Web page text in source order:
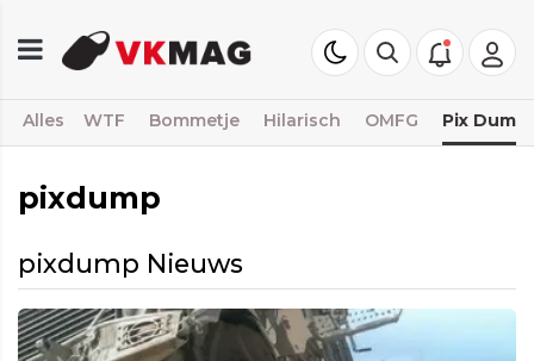
Alles WTF Bommetje Hilarisch OMFG Pix Dump
pixdump
pixdump Nieuws